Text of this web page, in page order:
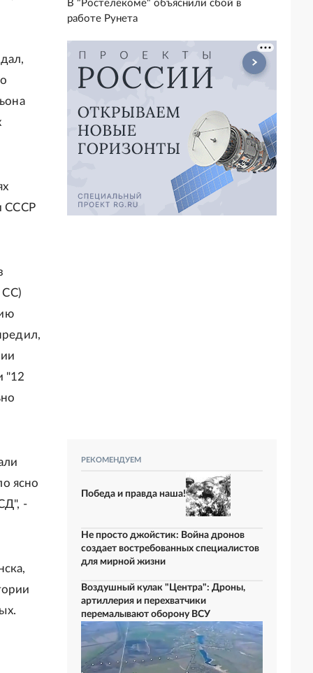
СССР
СС)
"12
ясно
-
В "Ростелекоме" объяснили сбой в
работе Рунета
РЕКОМЕНДУЕМ
Победа и правда наша!
Не просто джойстик: Война дронов
создает востребованных специалистов
для мирной жизни
Воздушный кулак "Центра": Дроны,
артиллерия и перехватчики
перемалывают оборону ВСУ